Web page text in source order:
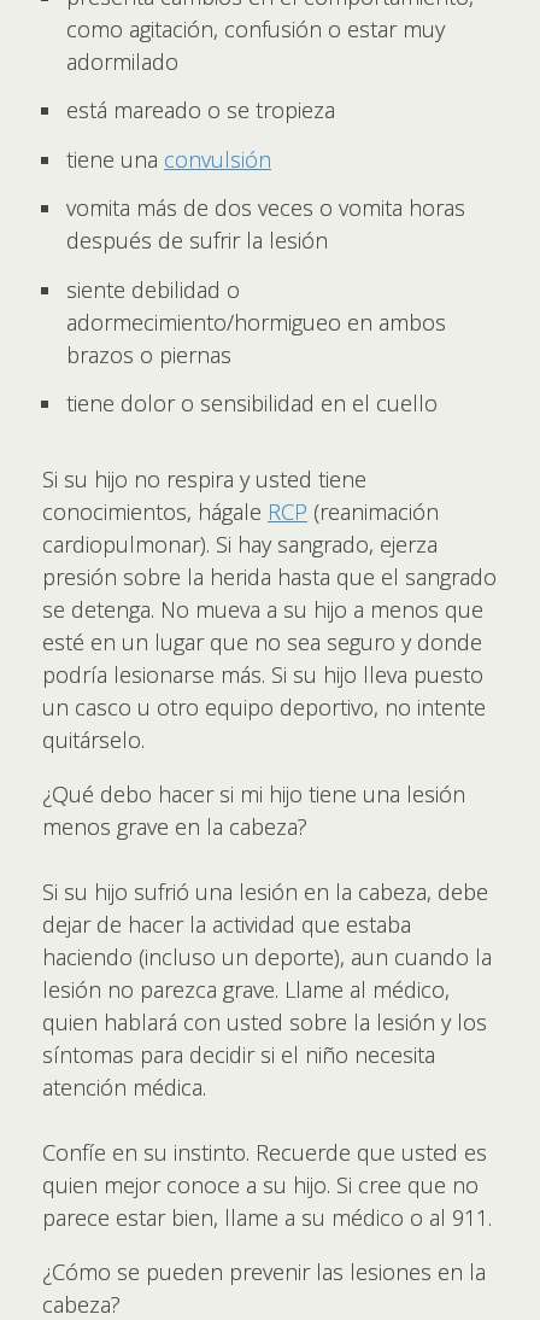
como agitación, confusión o estar muy
adormilado
está mareado o se tropieza
tiene una convulsión
vomita más de dos veces o vomita horas
después de sufrir la lesión
siente debilidad o
adormecimiento/hormigueo en ambos
brazos o piernas
tiene dolor o sensibilidad en el cuello
Si su hijo no respira y usted tiene
conocimientos, hágale RCP (reanimación
cardiopulmonar). Si hay sangrado, ejerza
presión sobre la herida hasta que el sangrado
se detenga. No mueva a su hijo a menos que
esté en un lugar que no sea seguro y donde
podría lesionarse más. Si su hijo lleva puesto
un casco u otro equipo deportivo, no intente
quitárselo.
¿Qué debo hacer si mi hijo tiene una lesión
menos grave en la cabeza?
Si su hijo sufrió una lesión en la cabeza, debe
dejar de hacer la actividad que estaba
haciendo (incluso un deporte), aun cuando la
lesión no parezca grave. Llame al médico,
quien hablará con usted sobre la lesión y los
síntomas para decidir si el niño necesita
atención médica.
Confíe en su instinto. Recuerde que usted es
quien mejor conoce a su hijo. Si cree que no
parece estar bien, llame a su médico o al 911.
¿Cómo se pueden prevenir las lesiones en la
cabeza?